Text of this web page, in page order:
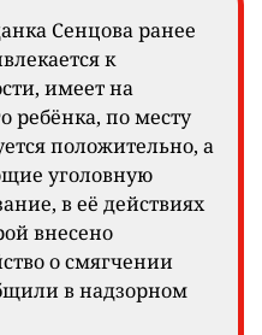
Сенцова ранее
к
имеет на
ребёнка, по месту
положительно, а
уголовную
в её действиях
внесено
о смягчении
в надзорном